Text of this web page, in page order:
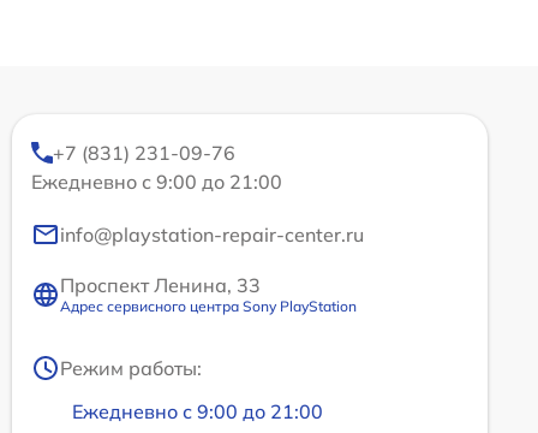
+7 (831) 231-09-76
Ежедневно с 9:00 до 21:00
info@playstation-repair-center.ru
Проспект Ленина, 33
Адрес сервисного центра Sony PlayStation
Режим работы:
Ежедневно с 9:00 до 21:00